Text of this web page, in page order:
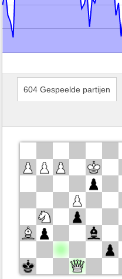
604 Gespeelde partijen